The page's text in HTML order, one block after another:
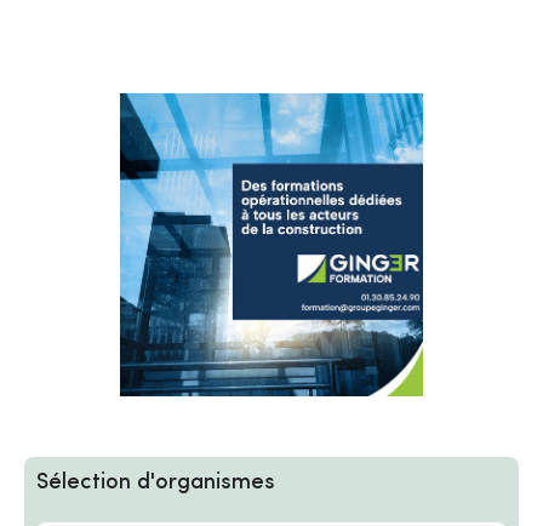
Sélection d'organismes